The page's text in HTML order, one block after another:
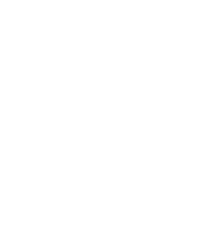
da soli, in piena
autonomamente.
relative alla vostra
altre che non